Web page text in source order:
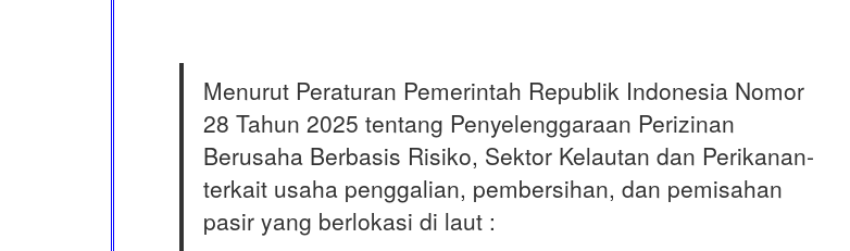
Menurut Peraturan Pemerintah Republik Indonesia Nomor
28 Tahun 2025 tentang Penyelenggaraan Perizinan
Berusaha Berbasis Risiko, Sektor Kelautan dan Perikanan-
terkait usaha penggalian, pembersihan, dan pemisahan
pasir yang berlokasi di laut :